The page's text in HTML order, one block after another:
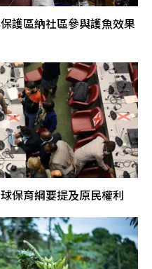
護區納社區參與護魚效果
保育綱要提及原民權利